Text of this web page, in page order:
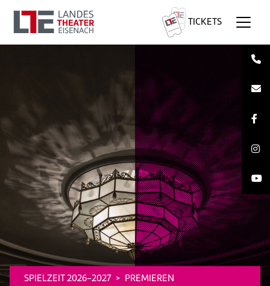
TICKETS
SPIELZEIT 2026-2027
PREMIEREN